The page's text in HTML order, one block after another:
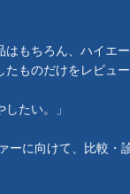
もちろん、ハイエ
ものだけをレビュー
たい。」
ーに向けて、比較・